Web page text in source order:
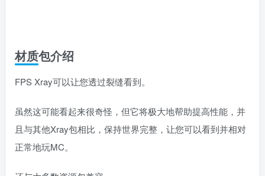
材质包介绍
FPS Xray可以让您透过裂缝看到。
虽然这可能看起来很奇怪，但它将极大地帮助提高性能，并
且与其他Xray包相比，保持世界完整，让您可以看到并相对
正常地玩MC。